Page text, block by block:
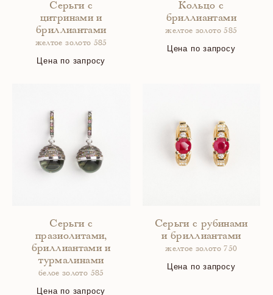
Серьги с
цитринами и
бриллиантами
желтое золото 585
Цена по запросу
Кольцо с
бриллиантами
желтое золото 585
Цена по запросу
Серьги с
празиолитами,
бриллиантами и
турмалинами
белое золото 585
Цена по запросу
Серьги с рубинами
и бриллиантами
желтое золото 750
Цена по запросу